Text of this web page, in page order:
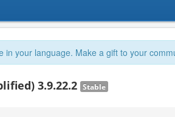
in your language. Make a gift to your
3.9.22.2 Stable